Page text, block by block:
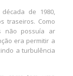
de 1980,
traseiros. Como
não possuía ar
era permitir a
a turbulência